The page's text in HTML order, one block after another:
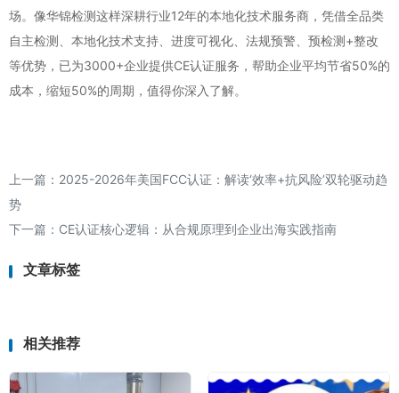
场。像华锦检测这样深耕行业12年的本地化技术服务商，凭借全品类
自主检测、本地化技术支持、进度可视化、法规预警、预检测+整改
等优势，已为3000+企业提供CE认证服务，帮助企业平均节省50%的
成本，缩短50%的周期，值得你深入了解。
上一篇： 2025-2026年美国FCC认证：解读‘效率+抗风险’双轮驱动趋
势
下一篇： CE认证核心逻辑：从合规原理到企业出海实践指南
文章标签
相关推荐